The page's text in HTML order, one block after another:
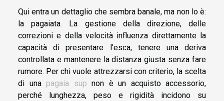
Qui entra un dettaglio che sembra banale, ma non lo è:
la pagaiata. La gestione della direzione, delle
correzioni e della velocità influenza direttamente la
capacità di presentare l’esca, tenere una deriva
controllata e mantenere la distanza giusta senza fare
rumore. Per chi vuole attrezzarsi con criterio, la scelta
di una pagaia sup non è un acquisto accessorio,
perché lunghezza, peso e rigidità incidono su